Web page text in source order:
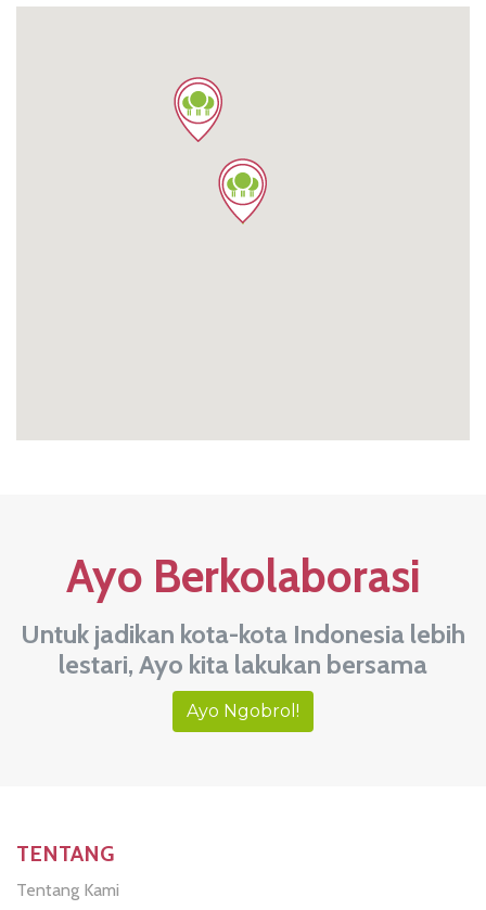
Ayo Berkolaborasi
Untuk jadikan kota-kota Indonesia lebih
lestari, Ayo kita lakukan bersama
Ayo Ngobrol!
TENTANG
Tentang Kami